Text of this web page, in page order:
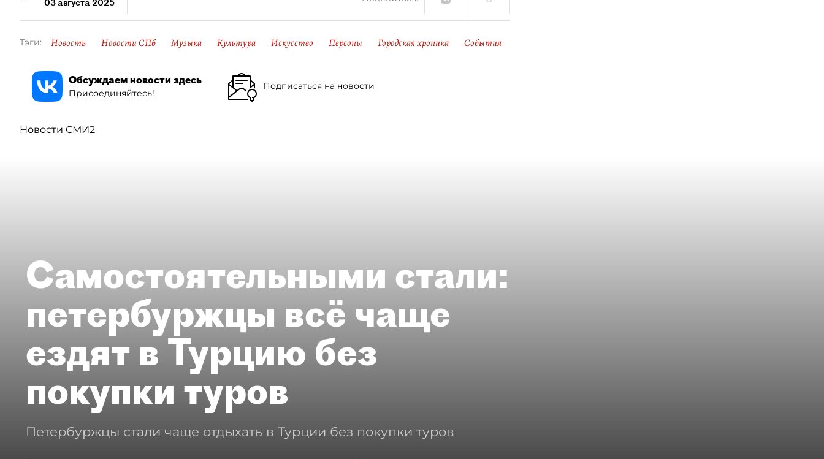
03 августа 2025
Тэги: Новость Новости СПб Музыка Культура Искусство Персоны Городская хроника События
Обсуждаем новости здесь
Присоединяйтесь!
Подписаться на новости
Новости СМИ2
Самостоятельными стали:
петербуржцы всё чаще
ездят в Турцию без
покупки туров
Петербуржцы стали чаще отдыхать в Турции без покупки туров